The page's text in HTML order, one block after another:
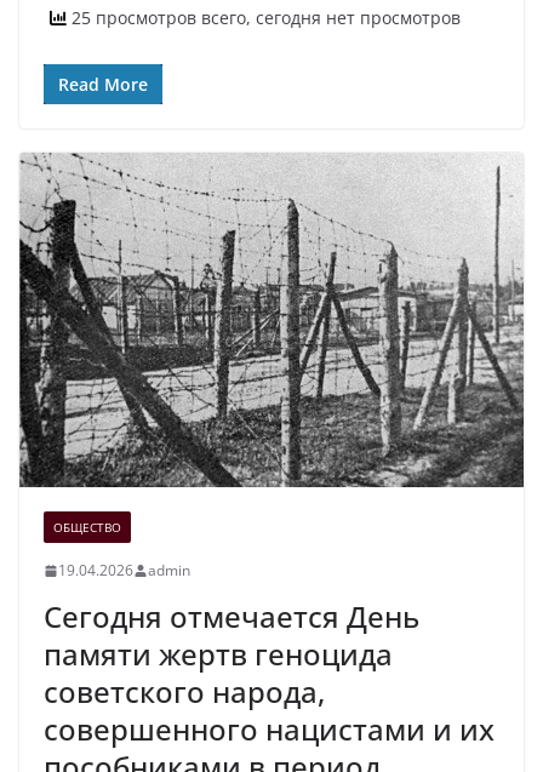
25 просмотров всего, сегодня нет просмотров
Read More
ОБЩЕСТВО
19.04.2026 admin
Сегодня отмечается День
памяти жертв геноцида
советского народа,
совершенного нацистами и их